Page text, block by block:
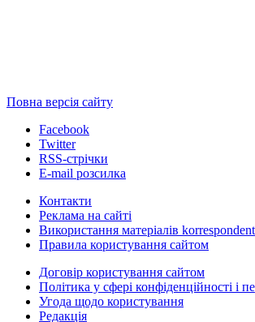
Повна версія сайту
Facebook
Twitter
RSS-стрічки
E-mail розсилка
Контакти
Реклама на сайті
Використання матеріалів
Правила користування сайтом
Договір користування сайтом
Політика у сфері конфіденційності і
Угода щодо користування
Редакція